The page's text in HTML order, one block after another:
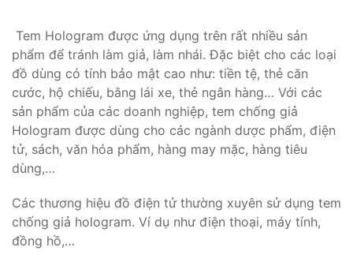
Tem Hologram được ứng dụng trên rất nhiều sản
phẩm để tránh làm giả, làm nhái. Đặc biệt cho các loại
đồ dùng có tính bảo mật cao như: tiền tệ, thẻ căn
cước, hộ chiếu, bằng lái xe, thẻ ngân hàng… Với các
sản phẩm của các doanh nghiệp, tem chống giả
Hologram được dùng cho các ngành dược phẩm, điện
tử, sách, văn hóa phẩm, hàng may mặc, hàng tiêu
dùng,…
Các thương hiệu đồ điện tử thường xuyên sử dụng tem
chống giả hologram. Ví dụ như điện thoại, máy tính,
đồng hồ,…